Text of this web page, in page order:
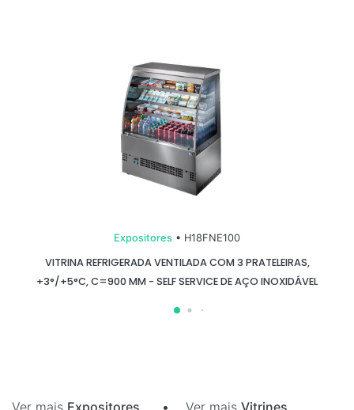
Expositores • H18FNE100
VITRINA REFRIGERADA VENTILADA COM 3 PRATELEIRAS,
+3°/+5°C, C=900 MM - SELF SERVICE DE AÇO INOXIDÁVEL
Ver mais Expositores... • Ver mais Vitrines...